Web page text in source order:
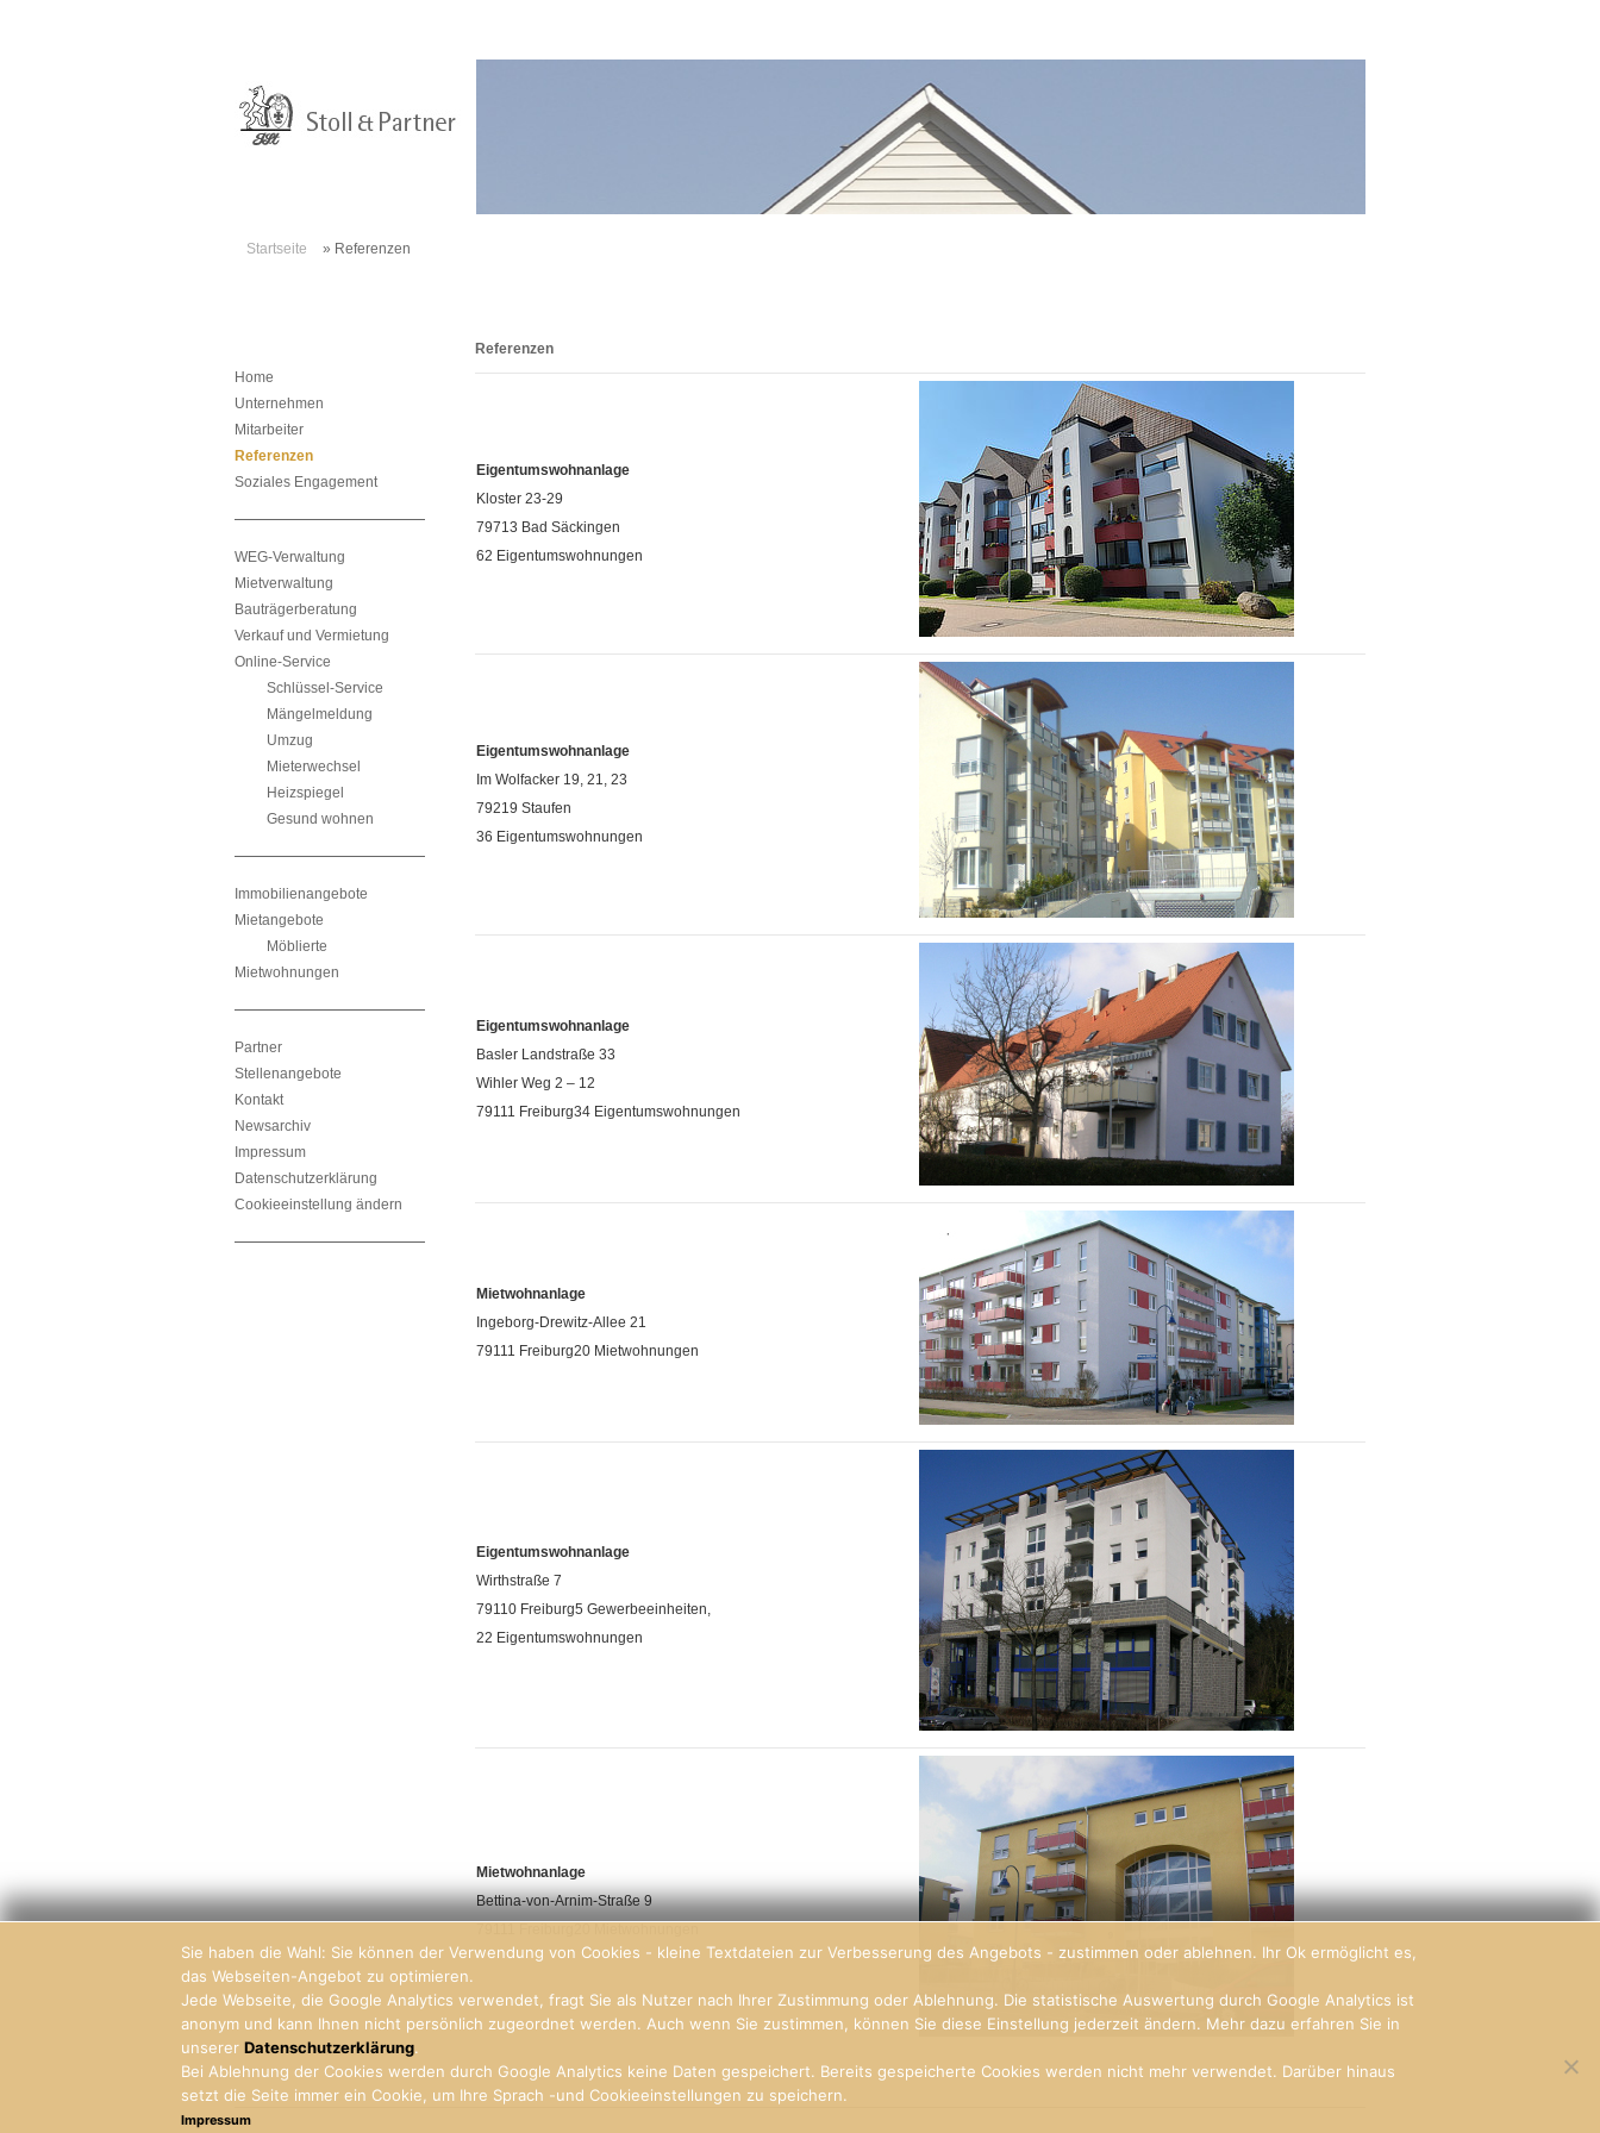
Startseite » Referenzen
Referenzen
Eigentumswohnanlage
Kloster 23-29
79713 Bad Säckingen
62 Eigentumswohnungen
Eigentumswohnanlage
Im Wolfacker 19, 21, 23
79219 Staufen
36 Eigentumswohnungen
Eigentumswohnanlage
Basler Landstraße 33
Wihler Weg 2 – 12
79111 Freiburg34 Eigentumswohnungen
Mietwohnanlage
Ingeborg-Drewitz-Allee 21
79111 Freiburg20 Mietwohnungen
Eigentumswohnanlage
Wirthstraße 7
79110 Freiburg5 Gewerbeeinheiten,
22 Eigentumswohnungen
Mietwohnanlage
Bettina-von-Arnim-Straße 9
Home
Unternehmen
Mitarbeiter
Referenzen
Soziales Engagement
WEG-Verwaltung
Mietverwaltung
Bauträgerberatung
Verkauf und Vermietung
Online-Service
Schlüssel-Service
Mängelmeldung
Umzug
Mieterwechsel
Heizspiegel
Gesund wohnen
Immobilienangebote
Mietangebote
Möblierte
Mietwohnungen
Partner
Stellenangebote
Kontakt
Newsarchiv
Impressum
Datenschutzerklärung
Cookieeinstellung ändern
Sie haben die Wahl: Sie können der Verwendung von Cookies - kleine Textdateien zur Verbesserung des Angebots - zustimmen oder ablehnen. Ihr Ok ermöglicht es,
das Webseiten-Angebot zu optimieren.
Jede Webseite, die Google Analytics verwendet, fragt Sie als Nutzer nach Ihrer Zustimmung oder Ablehnung. Die statistische Auswertung durch Google Analytics ist
anonym und kann Ihnen nicht persönlich zugeordnet werden. Auch wenn Sie zustimmen, können Sie diese Einstellung jederzeit ändern. Mehr dazu erfahren Sie in
unserer Datenschutzerklärung.
Bei Ablehnung der Cookies werden durch Google Analytics keine Daten gespeichert. Bereits gespeicherte Cookies werden nicht mehr verwendet. Darüber hinaus
setzt die Seite immer ein Cookie, um Ihre Sprach -und Cookieeinstellungen zu speichern.
Impressum